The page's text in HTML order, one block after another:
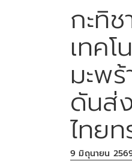
กะทิ
เทค
มะพ
ดันส่
ไทย
9 มิถุนายน